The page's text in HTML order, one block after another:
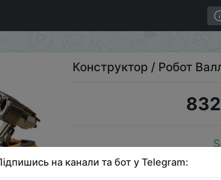
Конструктор / Робот
на канали та бот у Telegram: